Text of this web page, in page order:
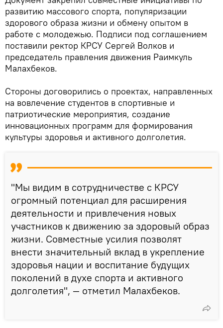
развитию массового спорта, популяризации
здорового образа жизни и обмену опытом в
работе с молодежью. Подписи под соглашением
поставили ректор КРСУ Сергей Волков и
председатель правления движения Раимкуль
Малахбеков.
Стороны договорились о проектах, направленных
на вовлечение студентов в спортивные и
патриотические мероприятия, создание
инновационных программ для формирования
культуры здоровья и активного долголетия.
"Мы видим в сотрудничестве с КРСУ
огромный потенциал для расширения
деятельности и привлечения новых
участников к движению за здоровый образ
жизни. Совместные усилия позволят
внести значительный вклад в укрепление
здоровья нации и воспитание будущих
поколений в духе спорта и активного
долголетия", — отметил Малахбеков.